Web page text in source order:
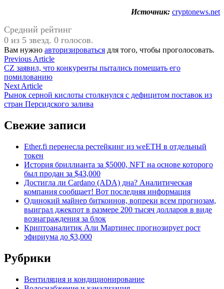
Источник: cryptonews.net
Средний рейтинг
0 из 5 звезд. 0 голосов.
Вам нужно авторизироваться для того, чтобы проголосовать.
Навигация
по
записям
Previous ArticlePrevious
article:
CZ заявил, что конкуренты пытались помешать его
помилованию
Next ArticleNext
article:
Рынок серной кислоты столкнулся с дефицитом поставок из
стран Персидского залива
Свежие записи
Ether.fi перенесла рестейкинг из weETH в отдельный
токен
История бриллианта за $5000, NFT на основе которого
был продан за $43,000
Достигла ли Cardano (ADA) дна? Аналитическая
компания сообщает! Вот последняя информация
Одинокий майнер биткоинов, вопреки всем прогнозам,
выиграл джекпот в размере 200 тысяч долларов в виде
вознаграждения за блок
Криптоаналитик Али Мартинес прогнозирует рост
эфириума до $3,000
Рубрики
Вентиляция и кондиционирование